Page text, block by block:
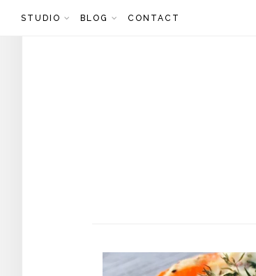
STUDIO BLOG CONTACT